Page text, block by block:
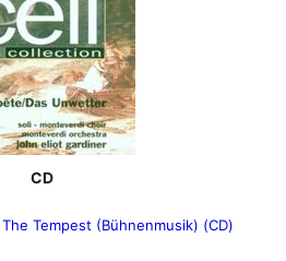
CD
Tempest (Bühnenmusik) (CD)